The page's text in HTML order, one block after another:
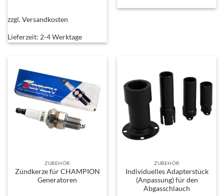
zzgl.Versandkosten
Lieferzeit: 2-4 Werktage
Optionen
können
auf
der
Produktseite
ZUBEHÖR
Zündkerze für CHAMPION
Generatoren
ZUBEHÖR
Individuelles Adapterstück
(Anpassung) für den
Abgasschlauch